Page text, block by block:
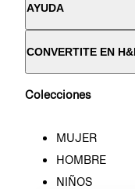
AYUDA
CONVERTITE EN
Colecciones
MUJER
HOMBRE
NIÑOS